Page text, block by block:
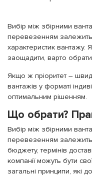
Вибір між збірними
перевезенням залежить
характеристик
заощадити, варто обрати
Якщо ж пріоритет –
вантажів у форматі
оптимальним рішенням.
Що обрати?
Вибір між збірними
перевезенням залежить
бюджету, термінів
компанії можуть бути
загальні принципи, які